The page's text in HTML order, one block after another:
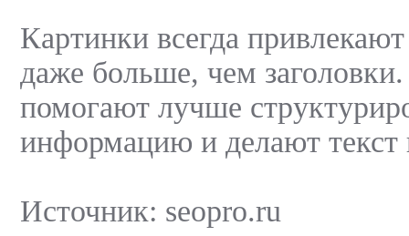
Картинки всегда
даже больше, чем
помогают лучше
информацию и делают текст
Источник: seopro.ru